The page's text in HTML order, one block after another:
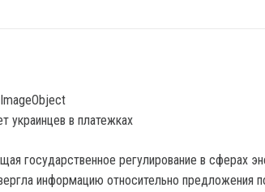
государственное регулирование в сферах
информацию относительно предложения